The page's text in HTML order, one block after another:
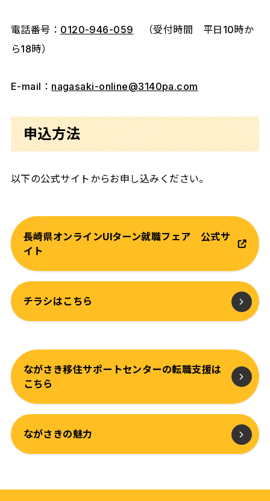
電話番号： 0120-946-059 （受付時間 平日10時か
ら18時）
E-mail： nagasaki-online@3140pa.com
申込方法
以下の公式サイトからお申し込みください。
長崎県オンラインUIターン就職フェア 公式サ
イト
チラシはこちら
ながさき移住サポートセンターの転職支援は
こちら
ながさきの魅力